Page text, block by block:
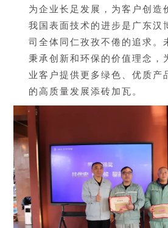
为企业长足发展，为客户创造
我国表面技术的进步是广东汉
司全体同仁孜孜不倦的追求。
秉承创新和环保的价值理念，
业客户提供更多绿色、优质产
的高质量发展添砖加瓦。